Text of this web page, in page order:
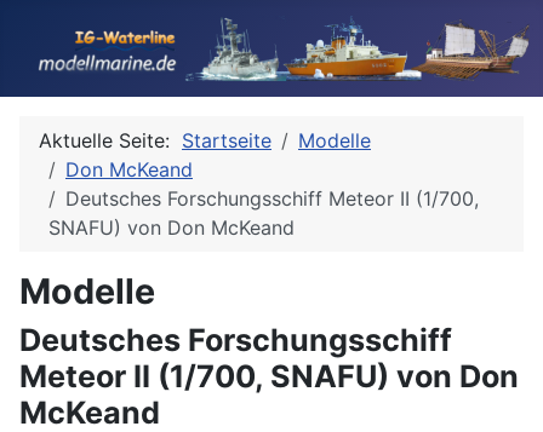
Aktuelle Seite: Startseite
Modelle
Don McKeand
Deutsches Forschungsschiff Meteor II (1/700,
SNAFU) von Don McKeand
Modelle
Deutsches Forschungsschiff
Meteor II (1/700, SNAFU) von Don
McKeand